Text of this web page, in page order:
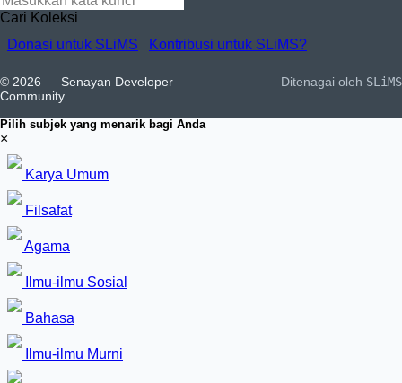
Cari Koleksi
Donasi untuk SLiMS
Kontribusi untuk SLiMS?
© 2026 — Senayan Developer
Community
Ditenagai oleh SLiMS
Pilih subjek yang menarik bagi Anda
×
Karya Umum
Filsafat
Agama
Ilmu-ilmu Sosial
Bahasa
Ilmu-ilmu Murni